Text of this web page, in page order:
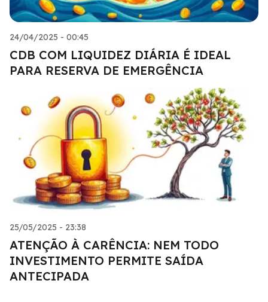
24/04/2025 - 00:45
CDB COM LIQUIDEZ DIÁRIA É IDEAL
PARA RESERVA DE EMERGÊNCIA
25/05/2025 - 23:38
ATENÇÃO À CARÊNCIA: NEM TODO
INVESTIMENTO PERMITE SAÍDA
ANTECIPADA